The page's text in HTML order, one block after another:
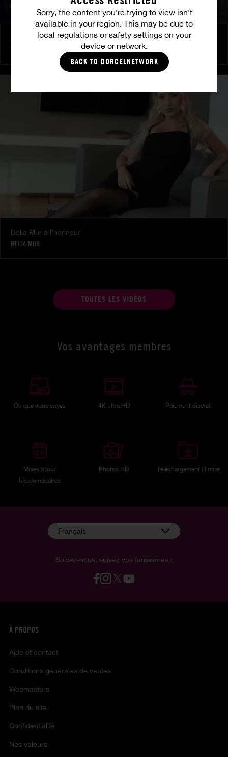
Sorry, the content you’re trying to view isn’t
available in your region. This may be due to
local regulations or safety settings on your
device or network.
BACK TO DORCELNETWORK
Amitié brûlante
MATTY MILA PEREZ
Bella Mur à l’honneur
BELLA MUR
TOUTES LES VIDÉOS
Vos avantages membres
Où que vous soyez 4K ultra HD Paiement discret
Mises à jour
hebdomadaires
Photos HD Téléchargement illimité
Suivez-nous, suivez vos fantasmes :
Français
À PROPOS
Aide et contact
Conditions générales de ventes
Webmasters
Plan du site
Confidentialité
Nos valeurs